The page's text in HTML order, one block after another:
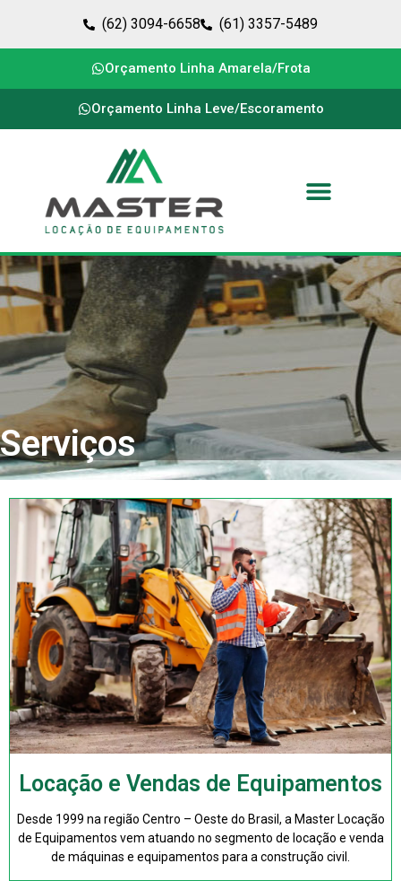
(62) 3094-6658 (61) 3357-5489
Orçamento Linha Amarela/Frota
Orçamento Linha Leve/Escoramento
Serviços
Locação e Vendas de Equipamentos
Desde 1999 na região Centro – Oeste do Brasil, a Master Locação
de Equipamentos vem atuando no segmento de locação e venda
de máquinas e equipamentos para a construção civil.